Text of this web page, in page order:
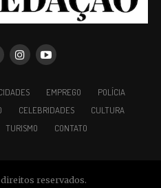
EMPREGO
POLÍCIA
CELEBRIDADES
CULTURA
TURISMO CONTATO
reservados.